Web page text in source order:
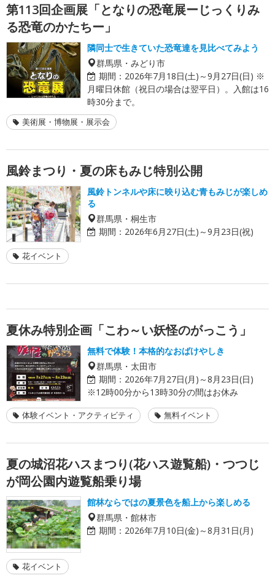
第113回企画展「となりの恐竜展ーじっくりみ
る恐竜のかたちー」
隣同士で生きていた恐竜達を見比べてみよう
群馬県・みどり市
期間： 2026年7月18日(土)～9月27日(日) ※
月曜日休館（祝日の場合は翌平日）。入館は16
時30分まで。
美術展・博物展・展示会
風鈴まつり・夏の床もみじ特別公開
風鈴トンネルや床に映り込む青もみじが楽しめ
る
群馬県・桐生市
期間： 2026年6月27日(土)～9月23日(祝)
花イベント
夏休み特別企画「こわ～い妖怪のがっこう」
無料で体験！本格的なおばけやしき
群馬県・太田市
期間： 2026年7月27日(月)～8月23日(日)
※12時00分から13時30分の間はお休み
体験イベント・アクティビティ 無料イベント
夏の城沼花ハスまつり(花ハス遊覧船)・つつじ
が岡公園内遊覧船乗り場
館林ならではの夏景色を船上から楽しめる
群馬県・館林市
期間： 2026年7月10日(金)～8月31日(月)
花イベント